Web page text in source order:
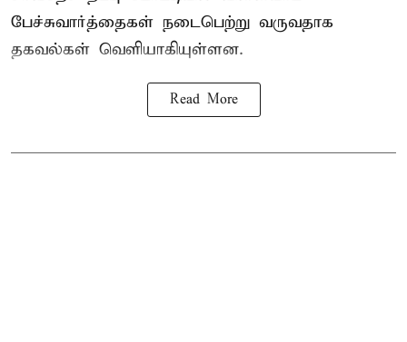
பேச்சுவார்த்தைகள் நடைபெற்று வருவதாக
தகவல்கள் வெளியாகியுள்ளன.
Read More